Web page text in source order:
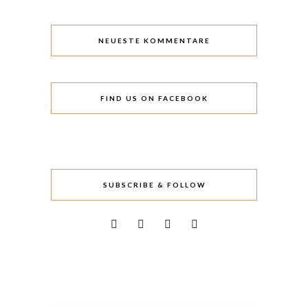
NEUESTE KOMMENTARE
FIND US ON FACEBOOK
SUBSCRIBE & FOLLOW